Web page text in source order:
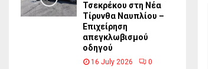
Τσεκρέκου στη Νέα
Τίρυνθα Ναυπλίου –
Επιχείρηση
απεγκλωβισμού
οδηγού
16 July 2026 0